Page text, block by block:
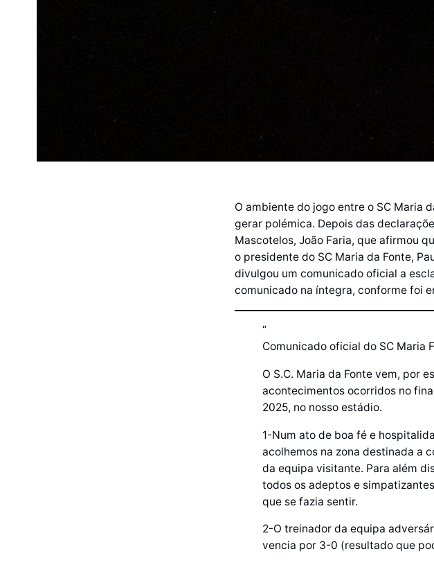
O ambiente do jogo entre o SC Maria
gerar polémica. Depois das
Mascotelos, João Faria, que afirmou
o presidente do SC Maria da Fonte,
divulgou um comunicado oficial a
comunicado na íntegra, conforme foi
“
Comunicado oficial do SC Maria
O S.C. Maria da Fonte vem, por
acontecimentos ocorridos no
2025, no nosso estádio.
1-Num ato de boa fé e
acolhemos na zona destinada a
da equipa visitante. Para além
todos os adeptos e
que se fazia sentir.
2-O treinador da equipa
vencia por 3-0 (resultado que